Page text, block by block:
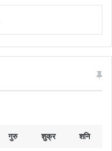
गुरु शुक्र शनि